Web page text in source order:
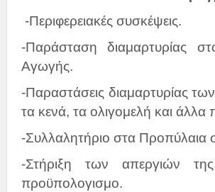
-Περιφερειακές συσκέψεις.
-Παράσταση διαμαρτυρίας
Αγωγής.
-Παραστάσεις διαμαρτυρίας
τα κενά, τα ολιγομελή και
-Συλλαλητήριο στα
-Στήριξη των απεργιών
προϋπολογισμο.